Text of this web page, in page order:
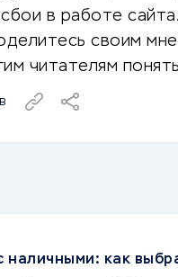
в работе
своим
читателям
наличными: как